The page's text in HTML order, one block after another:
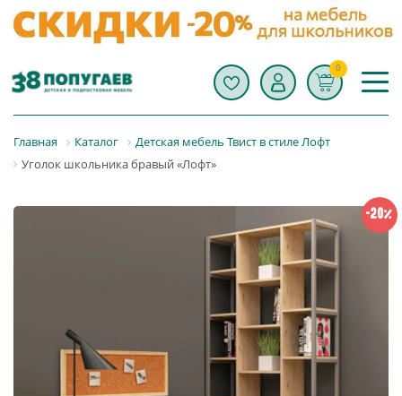
0
Главная Каталог
Детская мебель Твист в стиле Лофт
Уголок школьника бравый «Лофт»
-20%